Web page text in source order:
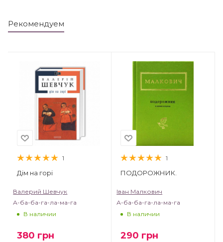
Рекомендуем
1
Дім на горі
Валерий Шевчук
А-ба-ба-га-ла-ма-га
В наличии
380 грн
1
ПОДОРОЖНИК.
Іван Малкович
А-ба-ба-га-ла-ма-га
В наличии
290 грн